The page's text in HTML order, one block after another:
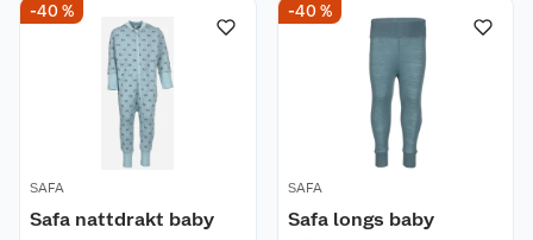
-40 %
SAFA
Safa nattdrakt baby
-40 %
SAFA
Safa longs baby